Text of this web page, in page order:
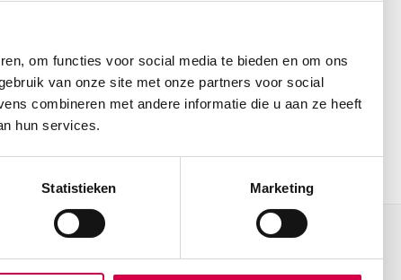
om functies voor social media te bieden en om ons
van onze site met onze partners voor social
combineren met andere informatie die u aan ze heeft
hun services.
Statistieken Marketing